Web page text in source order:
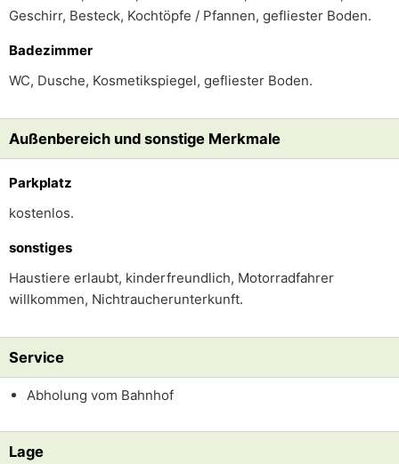
Geschirr, Besteck, Kochtöpfe / Pfannen, gefliester Boden.
Badezimmer
WC, Dusche, Kosmetikspiegel, gefliester Boden.
Außenbereich und sonstige Merkmale
Parkplatz
kostenlos.
sonstiges
Haustiere erlaubt, kinderfreundlich, Motorradfahrer
willkommen, Nichtraucherunterkunft.
Service
Abholung vom Bahnhof
Lage